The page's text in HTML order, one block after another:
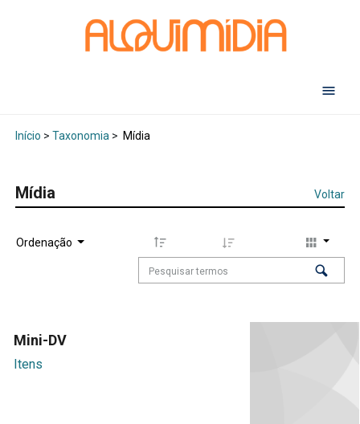
Início > Taxonomia> Mídia
Mídia Voltar
Ordenação
Mini-DV
Itens